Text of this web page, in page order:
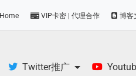
Home VIP卡密 | 代理合作 博客
Twitter推广